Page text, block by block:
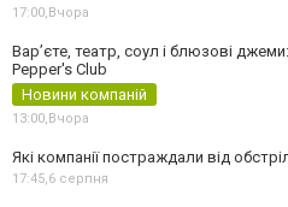
17:00, Вчора
Вар’єте, театр, соул і блюзові
Pepper's Club
Новини компаній
13:00, Вчора
Які компанії постраждали від
17:45,6 серпня